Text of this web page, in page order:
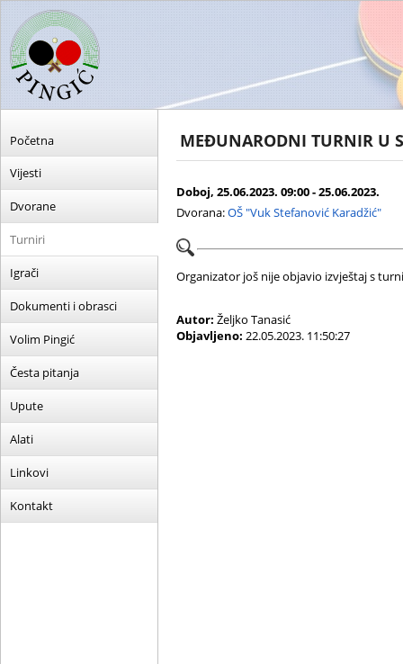
Početna
Vijesti
Dvorane
Turniri
Igrači
Dokumenti i obrasci
Volim Pingić
Česta pitanja
Upute
Alati
Linkovi
Kontakt
MEĐUNARODNI TURNIR U
Doboj, 25.06.2023. 09:00 - 25.06.2023.
Dvorana:OŠ "Vuk Stefanović Karadžić"
Organizator još nije objavio izvještaj s
Autor: Željko Tanasić
Objavljeno: 22.05.2023. 11:50:27